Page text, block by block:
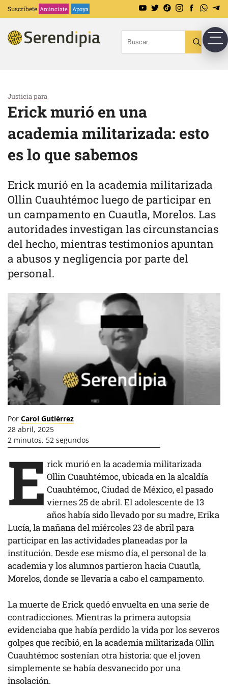
Suscríbete Anúnciate Apoya
Justicia para
Erick murió en una
academia militarizada: esto
es lo que sabemos
Erick murió en la academia militarizada
Ollin Cuauhtémoc luego de participar en
un campamento en Cuautla, Morelos. Las
autoridades investigan las circunstancias
del hecho, mientras testimonios apuntan
a abusos y negligencia por parte del
personal.
Por Carol Gutiérrez
28 abril, 2025
2 minutos, 52 segundos
E rick murió en la academia militarizada
Ollin Cuauhtémoc, ubicada en la alcaldía
Cuauhtémoc, Ciudad de México, el pasado
viernes 25 de abril. El adolescente de 13
años había sido llevado por su madre, Erika
Lucía, la mañana del miércoles 23 de abril para
participar en las actividades planeadas por la
institución. Desde ese mismo día, el personal de la
academia y los alumnos partieron hacia Cuautla,
Morelos, donde se llevaría a cabo el campamento.
La muerte de Erick quedó envuelta en una serie de
contradicciones. Mientras la primera autopsia
evidenciaba que había perdido la vida por los severos
golpes que recibió, en la academia militarizada Ollin
Cuauhtémoc sostenían otra historia: que el joven
simplemente se había desvanecido por una
insolación.